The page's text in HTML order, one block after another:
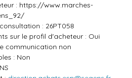
: https://www.marches-
: 26PT058
sur le profil d'acheteur : Oui
communication non
: Non